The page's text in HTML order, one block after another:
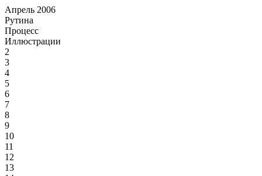
Апрель 2006
Рутина
Процесс
Иллюстрации
2
3
4
5
6
7
8
9
10
11
12
13